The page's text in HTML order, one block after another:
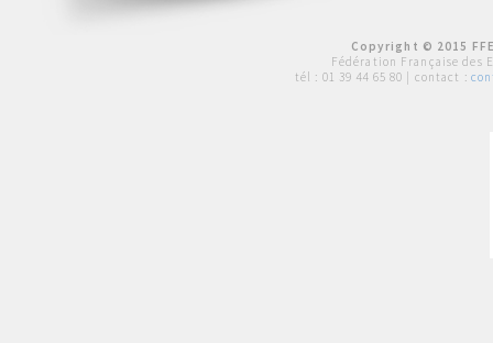
Copyright © 2015
Fédération Française des
tél : 01 39 44 65 80 | contact :